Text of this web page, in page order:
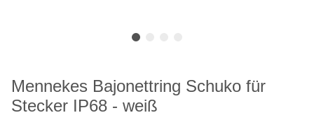
Mennekes Bajonettring Schuko für
Stecker IP68 - weiß